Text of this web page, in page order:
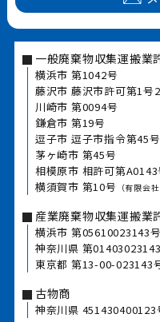
一般廃棄物収集運搬業
横浜市 第1042号
藤沢市 藤沢市許可第1号
川崎市 第0094号
鎌倉市 第19号
逗子市 逗子市指令第45号
茅ヶ崎市 第45号
相模原市 相許可第A0143
横須賀市 第10号 （有限会
産業廃棄物収集運搬業
横浜市 第05610023143号
神奈川県 第
東京都 第13-00-023143
古物商
神奈川県 451430400123